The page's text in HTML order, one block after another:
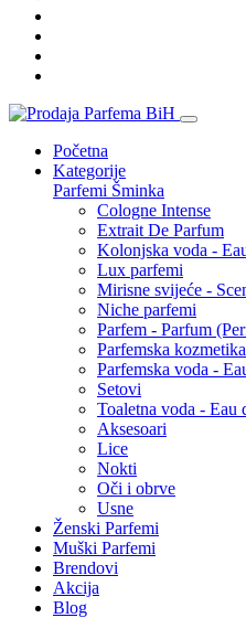
Početna
Kategorije
Parfemi Šminka
Cologne Intense
Extrait De Parfum
Kolonjska voda -
Lux parfemi
Mirisne svijeće -
Niche parfemi
Parfem - Parfum
Parfemska kozmetika
Parfemska voda -
Setovi
Toaletna voda - Eau
Aksesoari
Lice
Nokti
Oči i obrve
Usne
Ženski Parfemi
Muški Parfemi
Brendovi
Akcija
Blog